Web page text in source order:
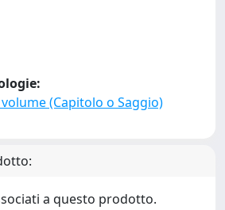
(Capitolo o Saggio)
a questo prodotto.